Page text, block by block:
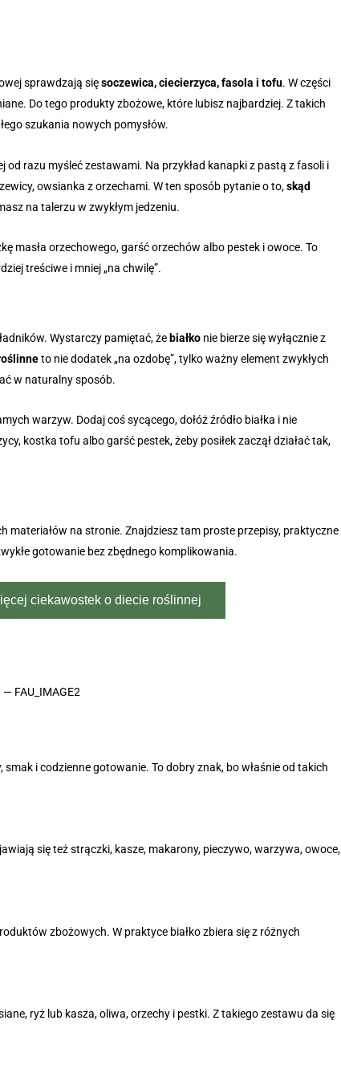
sprawdzają sięsoczewica, ciecierzyca, fasola i tofu. W części
Do tego produkty zbożowe, które lubisz najbardziej. Z takich
szukania nowych pomysłów.
razu myśleć zestawami. Na przykład kanapki z pastą z fasoli i
owsianka z orzechami. W ten sposób pytanie o to,skąd
na talerzu w zwykłym jedzeniu.
masła orzechowego, garść orzechów albo pestek i owoce. To
treściwe i mniej „na chwilę”.
Wystarczy pamiętać, żebiałko nie bierze się wyłącznie z
to nie dodatek „na ozdobę”, tylko ważny element zwykłych
w naturalny sposób.
warzyw. Dodaj coś sycącego, dołóż źródło białka i nie
kostka tofu albo garść pestek, żeby posiłek zaczął działać tak,
materiałów na stronie. Znajdziesz tam proste przepisy, praktyczne
gotowanie bez zbędnego komplikowania.
ciekawostek o diecie roślinnej
i codzienne gotowanie. To dobry znak, bo właśnie od takich
się też strączki, kasze, makarony, pieczywo, warzywa, owoce,
zbożowych. W praktyce białko zbiera się z różnych
ryż lub kasza, oliwa, orzechy i pestki. Z takiego zestawu da się